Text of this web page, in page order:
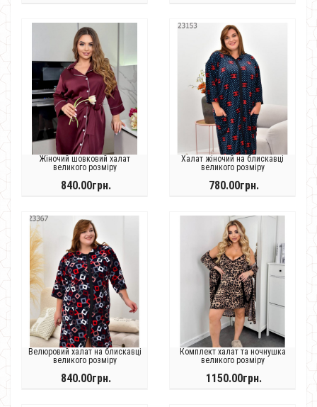
Жіночий шовковий халат
великого розміру
840.00грн.
Халат жіночий на блискавці
великого розміру
780.00грн.
Велюровий халат на блискавці
великого розміру
840.00грн.
Комплект халат та ночнушка
великого розміру
1150.00грн.